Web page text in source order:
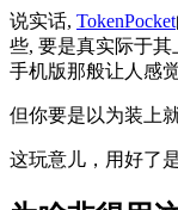
说实话, TokenPocket
些, 要是真实际于
手机版那般让人感
但你要是以为装上
这玩意儿，用好了